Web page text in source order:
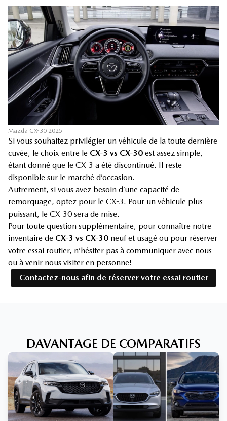
Mazda CX-30 2025
Si vous souhaitez privilégier un véhicule de la toute dernière
cuvée, le choix entre le CX-3 vs CX-30 est assez simple,
étant donné que le CX-3 a été discontinué. Il reste
disponible sur le marché d’occasion.
Autrement, si vous avez besoin d’une capacité de
remorquage, optez pour le CX-3. Pour un véhicule plus
puissant, le CX-30 sera de mise.
Pour toute question supplémentaire, pour connaître notre
inventaire de CX-3 vs CX-30 neuf et usagé ou pour réserver
votre essai routier, n’hésiter pas à communiquer avec nous
ou à venir nous visiter en personne!
Contactez-nous afin de réserver votre essai routier
DAVANTAGE DE COMPARATIFS